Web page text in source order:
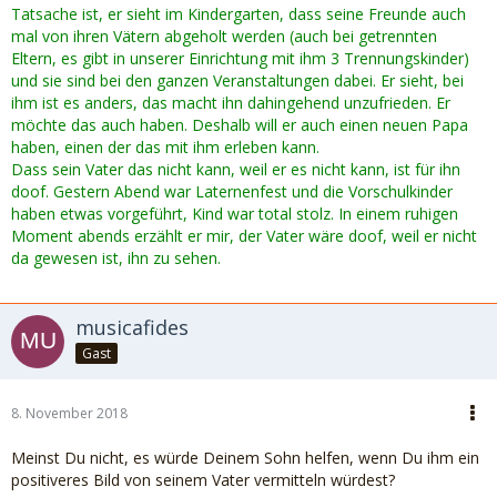
kids das
oft besser als wir Erwachsenen...
Tatsache ist, er sieht im Kindergarten, dass seine Freunde auch
mal von ihren Vätern abgeholt werden (auch bei getrennten
Eltern, es gibt in unserer Einrichtung mit ihm 3 Trennungskinder)
und sie sind bei den ganzen Veranstaltungen dabei. Er sieht, bei
ihm ist es anders, das macht ihn dahingehend unzufrieden. Er
möchte das auch haben. Deshalb will er auch einen neuen Papa
haben, einen der das mit ihm erleben kann.
Dass sein Vater das nicht kann, weil er es nicht kann, ist für ihn
doof. Gestern Abend war Laternenfest und die Vorschulkinder
haben etwas vorgeführt, Kind war total stolz. In einem ruhigen
Moment abends erzählt er mir, der Vater wäre doof, weil er nicht
da gewesen ist, ihn zu sehen.
musicafides
Gast
8. November 2018
Meinst Du nicht, es würde Deinem Sohn helfen, wenn Du ihm ein
positiveres Bild von seinem Vater vermitteln würdest?